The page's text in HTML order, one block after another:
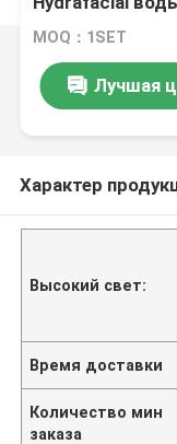
MOQ：1SET
Лучшая
Характер
Высокий свет:
Время доставки
Количество мин
заказа